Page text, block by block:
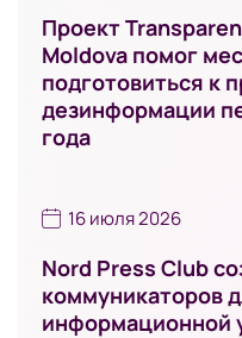
Проект
Moldova помог
подготовиться к
дезинформации
года
16 июля 2026
Nord Press Club
коммуникаторов
информационной